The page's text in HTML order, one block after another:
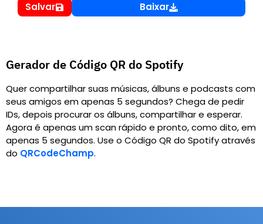
Salvar Baixar
Gerador de Código QR do Spotify
Quer compartilhar suas músicas, álbuns e podcasts com
seus amigos em apenas 5 segundos? Chega de pedir
IDs, depois procurar os álbuns, compartilhar e esperar.
Agora é apenas um scan rápido e pronto, como dito, em
apenas 5 segundos. Use o Código QR do Spotify através
do QRCodeChamp.